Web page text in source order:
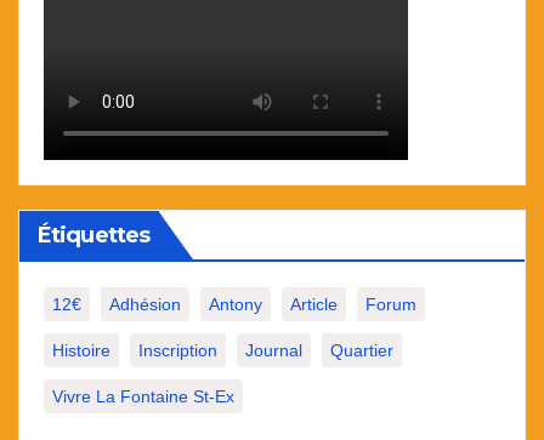
Étiquettes
12€ Adhésion Antony Article Forum
Histoire Inscription Journal Quartier
Vivre La Fontaine St-Ex